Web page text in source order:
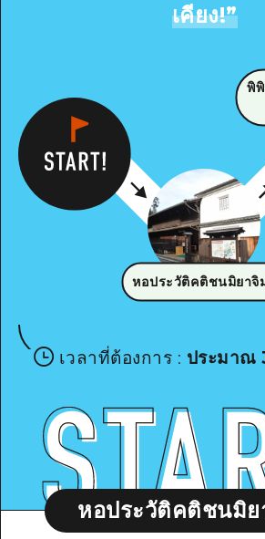
เคียง!”
หอประวัติคติชนมิยาจิ
พิ
เวลาที่ต้องการ : ประมาณ
หอประวัติคติชนมิย